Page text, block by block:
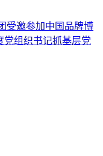
邀参加中国品牌博
党组织书记抓基层党